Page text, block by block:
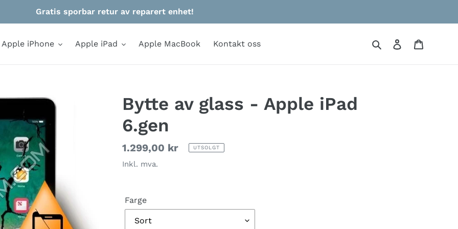
Gratis sporbar retur av reparert enhet!
Apple iPhone Apple iPad Apple MacBook Kontakt oss Søk Logg på
Bytte av glass - Apple iPad
6.gen
Vanlig
pris
1.299,00 kr UTSOLGT
Inkl. mva.
Farge